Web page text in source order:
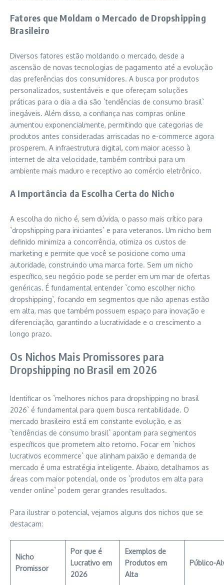
Fatores que Moldam o Mercado de Dropshipping
Brasileiro
Diversos fatores estão moldando o mercado, desde a
ascensão de novas tecnologias de pagamento até a evolução
das preferências dos consumidores. A busca por produtos
personalizados, sustentáveis e que ofereçam soluções
práticas para o dia a dia são `tendências de consumo brasil`
inegáveis. Além disso, a confiança nas compras online
aumentou exponencialmente, permitindo que categorias de
produtos antes consideradas arriscadas no e-commerce agora
prosperem. A infraestrutura digital, com maior acesso à
internet de alta velocidade, também contribui para um
ambiente mais maduro e receptivo ao comércio eletrônico.
A Importância da Escolha Certa do Nicho
A escolha do nicho é, sem dúvida, o passo mais crítico para
`dropshipping para iniciantes` e para veteranos. Um nicho bem
definido minimiza a concorrência, otimiza os custos de
marketing e permite que você se posicione como uma
autoridade, construindo uma marca forte. Sem um nicho
específico, seu negócio pode se perder em um mar de ofertas
genéricas. É fundamental entender `como escolher nicho
dropshipping`, focando em segmentos que não apenas estão
em alta, mas que também possuem espaço para inovação e
diferenciação, garantindo a lucratividade e o crescimento a
longo prazo.
Os Nichos Mais Promissores para
Dropshipping no Brasil em 2026
Identificar os `melhores nichos para dropshipping no brasil
2026` é fundamental para quem busca rentabilidade. O
mercado brasileiro está em constante evolução, e as
`tendências de consumo brasil` apontam para segmentos
específicos que prometem alto retorno. Focar em `nichos
lucrativos ecommerce` que alinham paixão e demanda de
mercado é uma estratégia inteligente. Abaixo, detalhamos as
áreas com maior potencial, onde os `produtos em alta para
vender online` podem gerar grandes resultados.
Para ilustrar o potencial, vejamos alguns dos nichos que se
destacam:
Nicho
Promissor
Por que é
Lucrativo em
2026
Exemplos de
Produtos em
Alta
Público-